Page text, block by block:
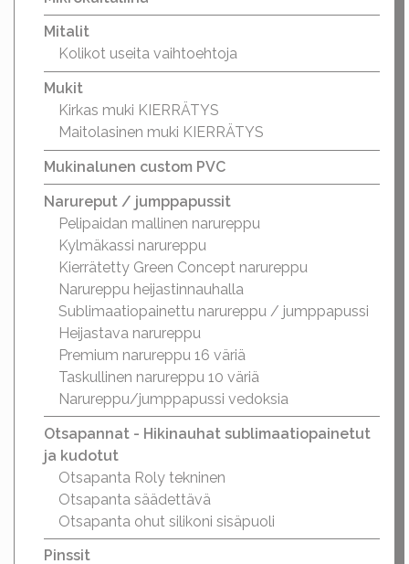
Mitalit
Kolikot useita vaihtoehtoja
Mukit
Kirkas muki KIERRÄTYS
Maitolasinen muki KIERRÄTYS
Mukinalunen custom PVC
Narureput / jumppapussit
Pelipaidan mallinen narureppu
Kylmäkassi narureppu
Kierrätetty Green Concept narureppu
Narureppu heijastinnauhalla
Sublimaatiopainettu narureppu / jumppapussi
Heijastava narureppu
Premium narureppu 16 väriä
Taskullinen narureppu 10 väriä
Narureppu/jumppapussi vedoksia
Otsapannat - Hikinauhat sublimaatiopainetut
ja kudotut
Otsapanta Roly tekninen
Otsapanta säädettävä
Otsapanta ohut silikoni sisäpuoli
Pinssit